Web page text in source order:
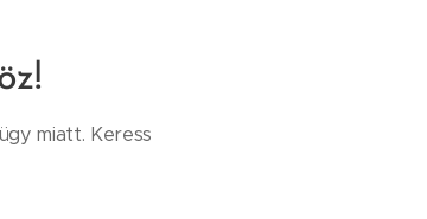
miatt. Keress